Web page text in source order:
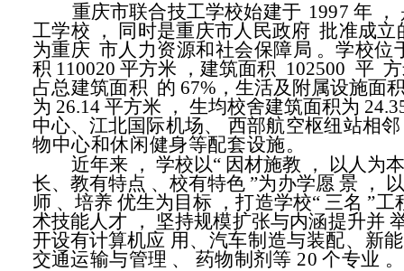
重庆市联合技工学校始建于 1997 年 ，
工学校
， 同时是重庆市人民政府 批准成立
为重庆 市人力资源和社会保障局 。学校位
积 110020 平方米
，建筑面积 102500 平
占总建筑面积 的 67%，生活及附属设施面
为 26.14 平方米
，
生均校舍建筑面积为
中心、江北国际机场、
西部航空枢纽站相邻
物中心和休闲健身等配套设施。
近年来
， 学校以“ 因材施教 ，
以人为本
长、教有特点 、校有特色 ”为办学愿 景 ，
师 、培养 优生为目标 ，打造学校“ 三名 ”工
术技能人才
， 坚持规模扩张与内涵提升并
开设有计算机应 用、汽车制造与装配、新
交通运输与管理 、 药物制剂等 20 个专业 。